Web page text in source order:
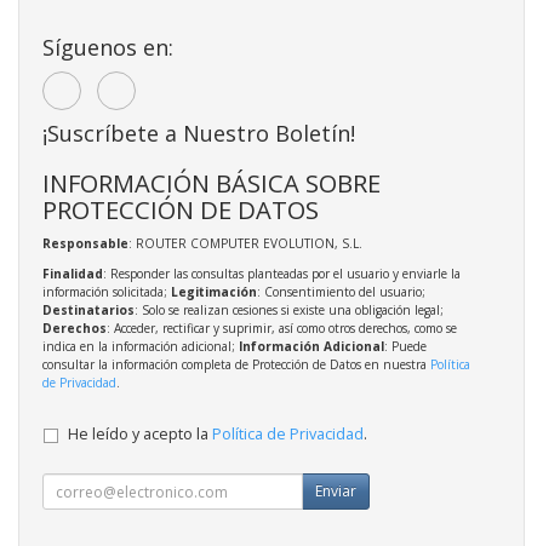
Síguenos en:
¡Suscríbete a Nuestro Boletín!
INFORMACIÓN BÁSICA SOBRE
PROTECCIÓN DE DATOS
Responsable: ROUTER COMPUTER EVOLUTION, S.L.
Finalidad: Responder las consultas planteadas por el usuario y enviarle la
información solicitada; Legitimación: Consentimiento del usuario;
Destinatarios: Solo se realizan cesiones si existe una obligación legal;
Derechos: Acceder, rectificar y suprimir, así como otros derechos, como se
indica en la información adicional; Información Adicional: Puede
consultar la información completa de Protección de Datos en nuestra Política
de Privacidad.
He leído y acepto la Política de Privacidad.
Enviar